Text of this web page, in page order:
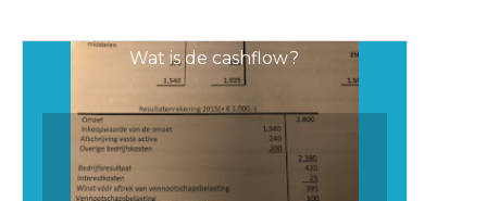
Wat is de cashflow?